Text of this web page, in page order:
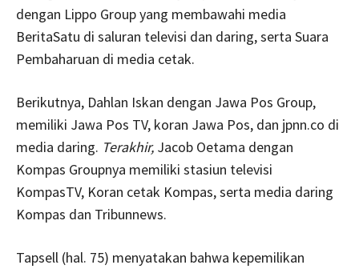
dengan Lippo Group yang membawahi media
BeritaSatu di saluran televisi dan daring, serta Suara
Pembaharuan di media cetak.
Berikutnya, Dahlan Iskan dengan Jawa Pos Group,
memiliki Jawa Pos TV, koran Jawa Pos, dan jpnn.co di
media daring. Terakhir, Jacob Oetama dengan
Kompas Groupnya memiliki stasiun televisi
KompasTV, Koran cetak Kompas, serta media daring
Kompas dan Tribunnews.
Tapsell (hal. 75) menyatakan bahwa kepemilikan